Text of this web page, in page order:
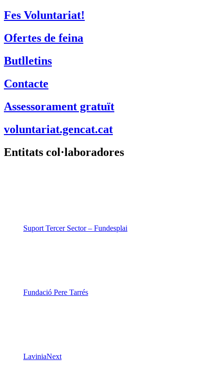
Fes Voluntariat!
Ofertes de feina
Butlletins
Contacte
Assessorament gratuït
voluntariat.gencat.cat
Entitats col·laboradores
Suport Tercer Sector – Fundesplai
Fundació Pere Tarrés
LaviniaNext